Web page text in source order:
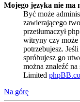
Mojego języka nie ma
Być może
zawierającego
przetłumaczył
witryny czy może
potrzebujesz.
spróbujesz go
można znaleźć
Limited
Na górę